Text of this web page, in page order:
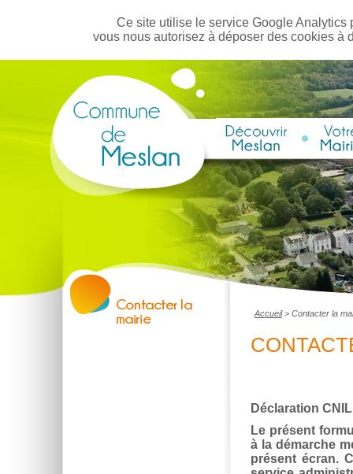
Ce site utilise le service Google
vous nous autorisez à déposer des cookies
Accueil> Contacter la
Déclaration CNIL
Le présent
à la démarche
présent écran.